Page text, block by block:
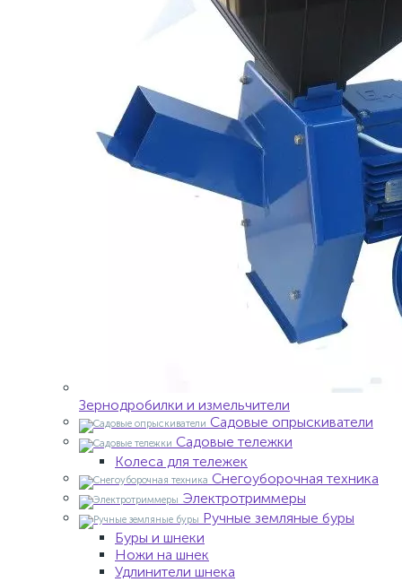
Зернодробилки и измельчители
Садовые опрыскиватели
Садовые тележки
Колеса для тележек
Снегоуборочная техника
Электротриммеры
Ручные земляные буры
Буры и шнеки
Ножи на шнек
Удлинители шнека